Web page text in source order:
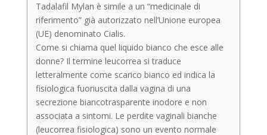
Tadalafil Mylan è simile a un “medicinale di
riferimento” già autorizzato nell’Unione europea
(UE) denominato Cialis.
Come si chiama quel liquido bianco che esce alle
donne? Il termine leucorrea si traduce
letteralmente come scarico bianco ed indica la
fisiologica fuoriuscita dalla vagina di una
secrezione biancotrasparente inodore e non
associata a sintomi. Le perdite vaginali bianche
(leucorrea fisiologica) sono un evento normale